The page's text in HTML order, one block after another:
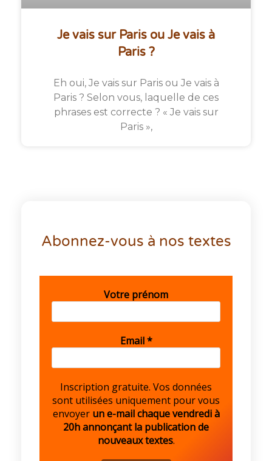
Je vais sur Paris ou Je vais à
Paris ?
Eh oui, Je vais sur Paris ou Je vais à
Paris ? Selon vous, laquelle de ces
phrases est correcte ? « Je vais sur
Paris »,
Abonnez-vous à nos textes
Votre prénom
Email*
Inscription gratuite. Vos données
sont utilisées uniquement pour vous
envoyer un e-mail chaque vendredi à
20h annonçant la publication de
nouveaux textes.